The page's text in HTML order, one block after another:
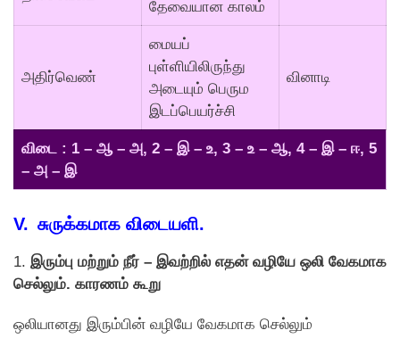
தேவையான காலம்
அதிர்வெண்
மையப்
புள்ளியிலிருந்து
அடையும் பெரும
இடப்பெயர்ச்சி
வினாடி
விடை : 1 – ஆ – அ, 2 – இ – உ, 3 – உ – ஆ, 4 – இ – ஈ, 5
– அ – இ
V. சுருக்கமாக விடையளி.
1. இரும்பு மற்றும் நீர் – இவற்றில் எதன் வழியே ஒலி வேகமாக
செல்லும். காரணம் கூறு
ஒலியானது இரும்பின் வழியே வேகமாக செல்லும்